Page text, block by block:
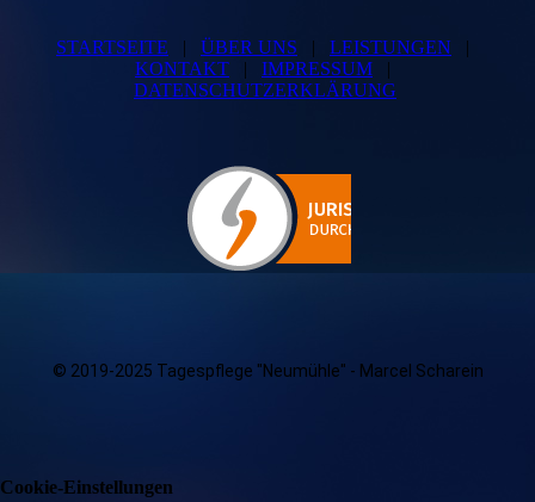
STARTSEITE | ÜBER UNS | LEISTUNGEN |
KONTAKT | IMPRESSUM |
DATENSCHUTZERKLÄRUNG
© 2019-2025 Tagespflege "Neumühle" - Marcel Scharein
Cookie-Einstellungen